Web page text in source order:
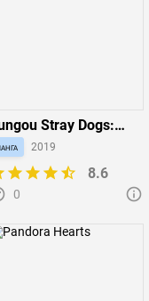
Stray Dogs:
2019
8.6
0